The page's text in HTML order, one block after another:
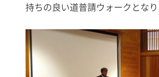
持ちの良い道普請ウォークとなり